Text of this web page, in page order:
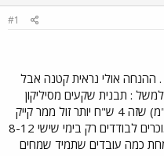
#1
. ההנחה אולי נראית קטנה אבל
: תבנית שקעים מסיליקון
עולה 55 ש"ח (אחרי הנחה ואחרי מע"מ) שזה 4 ש"ח יותר זול ממר קייק
אחרי הנחה . למען הסדר הטוב, הם מוכרים לבודדים רק בימי שישי 8-12
כמה עובדים שתמיד שמחים